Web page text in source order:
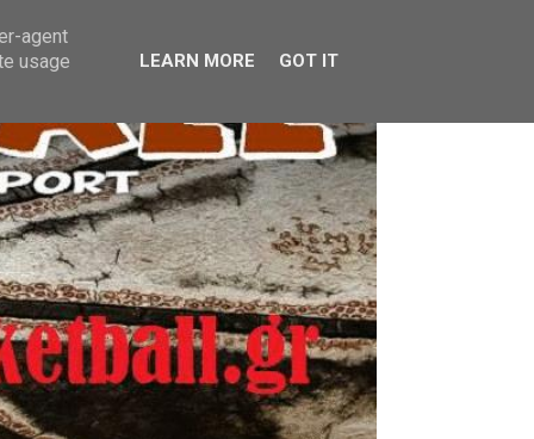
akadimiesbasket.gr
agent
usage
LEARN MORE GOT IT